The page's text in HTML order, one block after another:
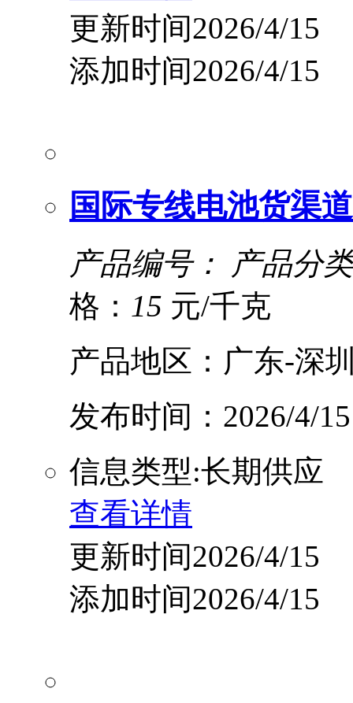
更新时间2026/4/15
添加时间2026/4/15
国际专线电池货渠道
产品编号：
产品分
格： 15 元/千克
产品地区：广东-深
发布时间：2026/4/15
信息类型:长期供应
查看详情
更新时间2026/4/15
添加时间2026/4/15